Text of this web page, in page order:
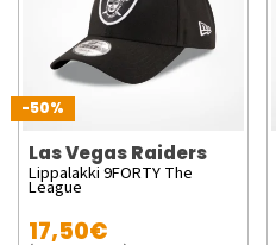
-50%
Las Vegas Raiders
Lippalakki 9FORTY The
League
17,50€